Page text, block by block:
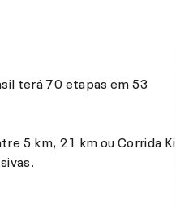
terá 70 etapas em 53
5 km, 21 km ou Corrida Ki